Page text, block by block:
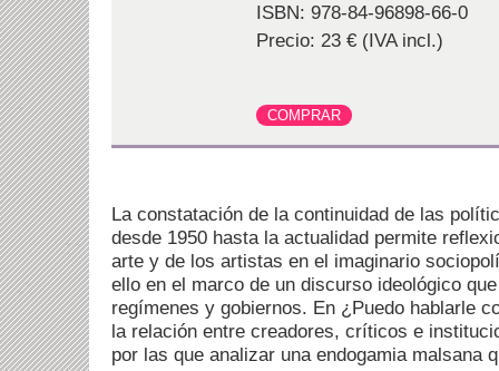
ISBN: 978-84-96898-66-0
Precio: 23 € (IVA incl.)
La constatación de la continuidad de las
desde 1950 hasta la actualidad permite
arte y de los artistas en el imaginario
ello en el marco de un discurso ideológico
regímenes y gobiernos. En ¿Puedo hablarle
la relación entre creadores, críticos e
por las que analizar una endogamia malsana